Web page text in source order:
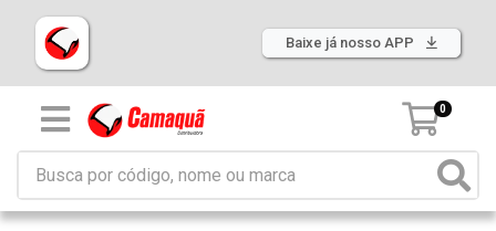
Baixe já nosso APP
0